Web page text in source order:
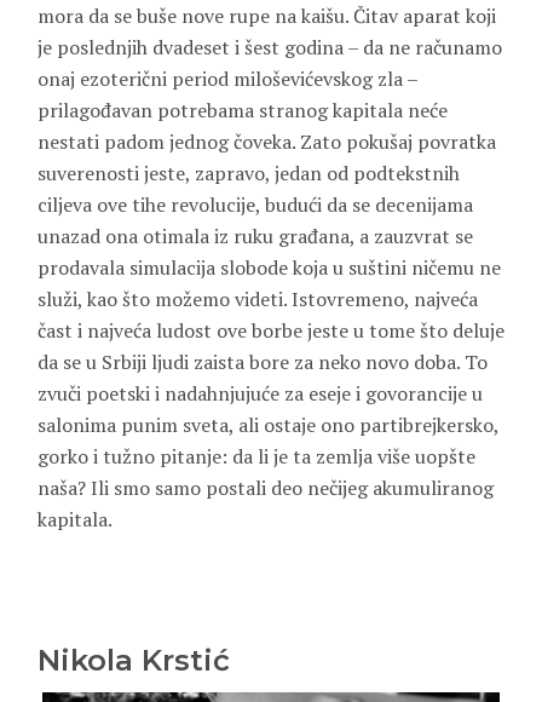
mora da se buše nove rupe na kaišu. Čitav aparat koji
je poslednjih dvadeset i šest godina – da ne računamo
onaj ezoterični period miloševićevskog zla –
prilagođavan potrebama stranog kapitala neće
nestati padom jednog čoveka. Zato pokušaj povratka
suverenosti jeste, zapravo, jedan od podtekstnih
ciljeva ove tihe revolucije, budući da se decenijama
unazad ona otimala iz ruku građana, a zauzvrat se
prodavala simulacija slobode koja u suštini ničemu ne
služi, kao što možemo videti. Istovremeno, najveća
čast i najveća ludost ove borbe jeste u tome što deluje
da se u Srbiji ljudi zaista bore za neko novo doba. To
zvuči poetski i nadahnjujuće za eseje i govorancije u
salonima punim sveta, ali ostaje ono partibrejkersko,
gorko i tužno pitanje: da li je ta zemlja više uopšte
naša? Ili smo samo postali deo nečijeg akumuliranog
kapitala.
Nikola Krstić